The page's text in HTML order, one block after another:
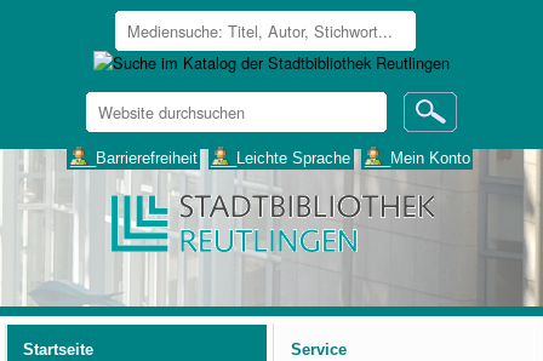
Website
durchsuchen
___Barrierefreiheit ___Leichte Sprache ___Mein Konto
Startseite
Service